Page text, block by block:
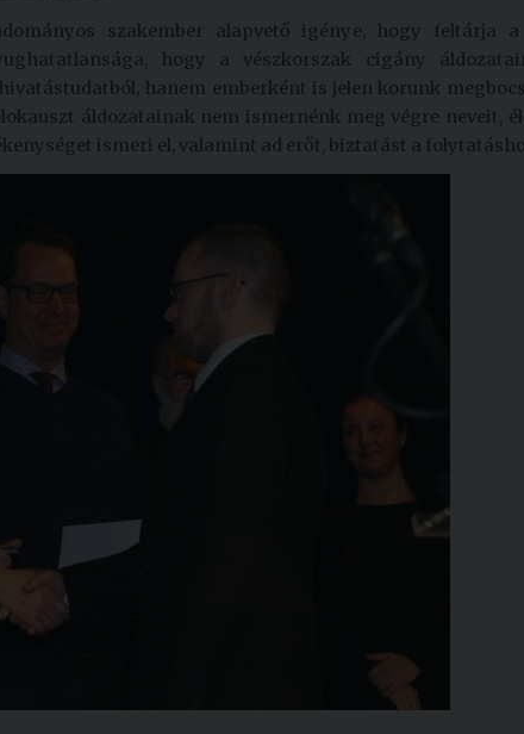
szakember alapvető igénye, hogy feltárja
hogy a vészkorszak cigány
hanem emberként is jelen korunk
áldozatainak nem ismernénk meg végre neveit,
ismeri el, valamint ad erőt, biztatást a